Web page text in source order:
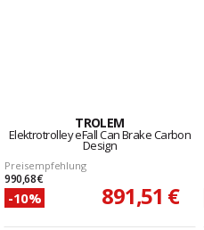
TROLEM
Elektrotrolley eFall Can Brake Carbon
Design
Preisempfehlung
990,68 €
-10% 891,51 €